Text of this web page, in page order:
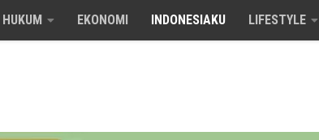
HUKUM EKONOMI INDONESIAKU LIFESTYLE